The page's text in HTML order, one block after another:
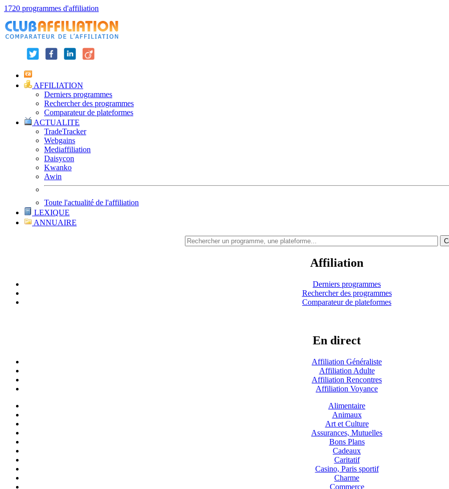
1720 programmes d'affiliation
AFFILIATION
Derniers programmes
Rechercher des programmes
Comparateur de plateformes
ACTUALITE
TradeTracker
Webgains
Mediaffiliation
Daisycon
Kwanko
Awin
Toute l'actualité de l'affiliation
LEXIQUE
ANNUAIRE
Affiliation
Derniers programmes
Rechercher des programmes
Comparateur de plateformes
En direct
Affiliation Généraliste
Affiliation Adulte
Affiliation Rencontres
Affiliation Voyance
Alimentaire
Animaux
Art et Culture
Assurances, Mutuelles
Bons Plans
Cadeaux
Caritatif
Casino, Paris sportif
Charme
Commerce